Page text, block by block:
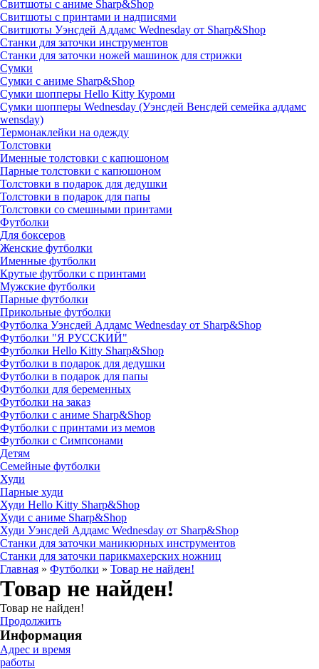
Свитшоты с аниме Sharp&Shop
Свитшоты с принтами и надписями
Свитшоты Уэнсдей Аддамс Wednesday от Sharp&Shop
Станки для заточки инструментов
Станки для заточки ножей машинок для стрижки
Сумки
Сумки с аниме Sharp&Shop
Сумки шопперы Hello Kitty Куроми
Сумки шопперы Wednesday (Уэнсдей Венсдей семейка аддамс
wensday)
Термонаклейки на одежду
Толстовки
Именные толстовки с капюшоном
Парные толстовки с капюшоном
Толстовки в подарок для дедушки
Толстовки в подарок для папы
Толстовки со смешными принтами
Футболки
Для боксеров
Женские футболки
Именные футболки
Крутые футболки с принтами
Мужские футболки
Парные футболки
Прикольные футболки
Футболка Уэнсдей Аддамс Wednesday от Sharp&Shop
Футболки "Я РУССКИЙ"
Футболки Hello Kitty Sharp&Shop
Футболки в подарок для дедушки
Футболки в подарок для папы
Футболки для беременных
Футболки на заказ
Футболки с аниме Sharp&Shop
Футболки с принтами из мемов
Футболки с Симпсонами
Детям
Семейные футболки
Худи
Парные худи
Худи Hello Kitty Sharp&Shop
Худи с аниме Sharp&Shop
Худи Уэнсдей Аддамс Wednesday от Sharp&Shop
Станки для заточки маникюрных инструментов
Станки для заточки парикмахерских ножниц
Главная » Футболки » Товар не найден!
Товар не найден!
Товар не найден!
Продолжить
Информация
Адрес и время
работы